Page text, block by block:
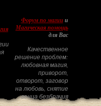
Форум по магиии
Магическая помощь
для Вас
Качественное
решение проблем:
любовная магия,
приворот,
отворот, заговор
на любовь, снятие
венца безбрачия